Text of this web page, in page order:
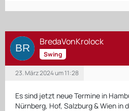
BredaVonKrolock
Swing
23. März 2024 um 11:28
Es sind jetzt neue Termine in
Nürnberg, Hof, Salzburg & Wien in